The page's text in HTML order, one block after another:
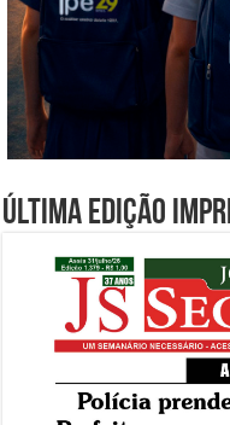
Última edição